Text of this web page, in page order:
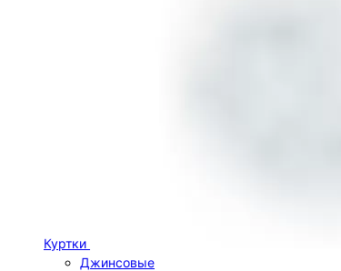
Куртки
Джинсовые